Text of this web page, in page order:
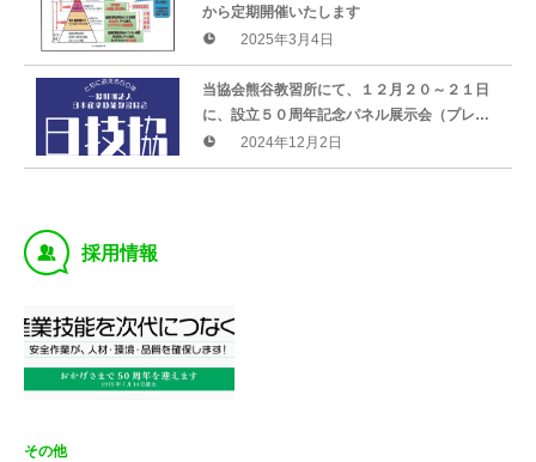
から定期開催いたします
2025年3月4日
当協会熊谷教習所にて、１２月２０～２１日
に、設立５０周年記念パネル展示会（プレゼ
ント有）を開催いたします
2024年12月2日
‰ 採用情報
その他